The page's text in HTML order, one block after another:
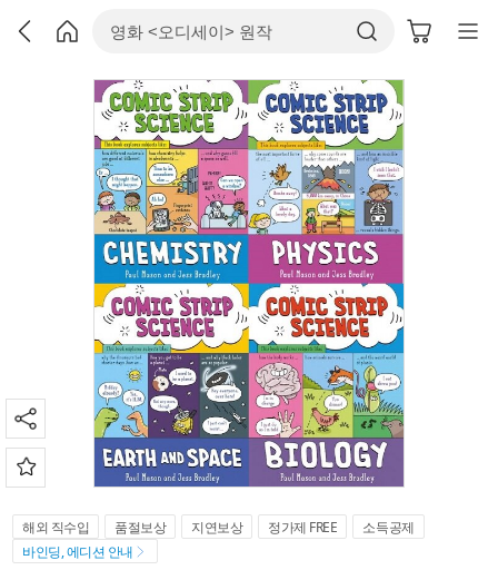
해외 직수입 품절보상 지연보상 정가제 FREE
소득공제
바인딩, 에디션 안내